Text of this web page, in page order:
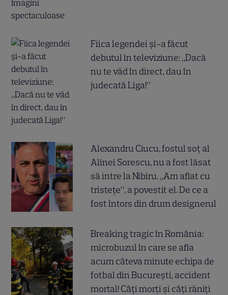
Fiica legendei și-a făcut
debutul în televiziune: „Dacă
nu te văd în direct, dau în
judecată Liga!”
Alexandru Ciucu, fostul soț al
Alinei Sorescu, nu a fost lăsat
să intre la Nibiru. „Am aflat cu
tristețe”, a povestit el. De ce a
fost întors din drum designerul
Breaking tragic în România:
microbuzul în care se afla
acum câteva minute echipa de
fotbal din București, accident
mortal! Câți morți și câți răniți